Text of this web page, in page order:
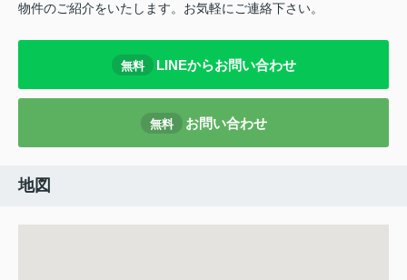
物件のご紹介をいたします。お気軽にご連絡下さい。
無料 LINEからお問い合わせ
無料 お問い合わせ
地図